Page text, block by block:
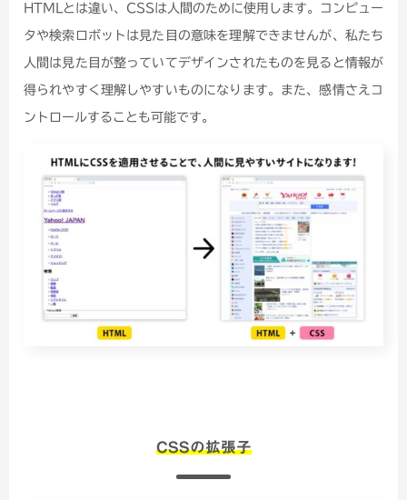
HTMLとは違い、CSSは人間のために使用します。コンピュー
タや検索ロボットは見た目の意味を理解できませんが、私たち
人間は見た目が整っていてデザインされたものを見ると情報が
得られやすく理解しやすいものになります。また、感情さえコ
ントロールすることも可能です。
CSSの拡張子